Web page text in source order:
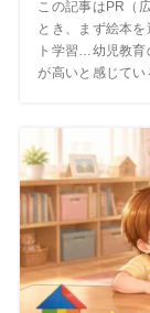
この記事はPR（
とき、まず絵本
ト学習…幼児教育
が高いと感じて